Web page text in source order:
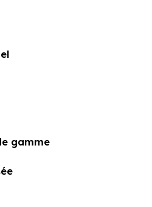
gamme